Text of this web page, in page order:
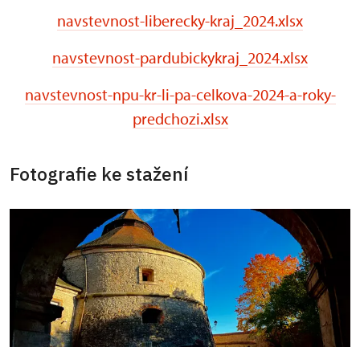
navstevnost-liberecky-kraj_2024.xlsx
navstevnost-pardubickykraj_2024.xlsx
navstevnost-npu-kr-li-pa-celkova-2024-a-roky-
predchozi.xlsx
Fotografie ke stažení